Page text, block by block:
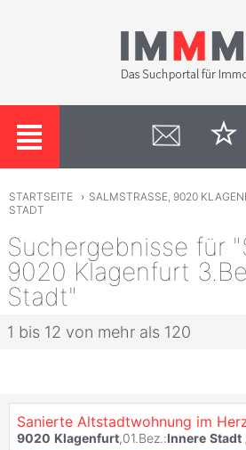
STARTSEITE › SALMSTRASSE, 9020
STADT
Suchergebnisse für
9020 Klagenfurt
Stadt"
1 bis 12 von mehr als 120
Sanierte Altstadtwohnung im
9020 Klagenfurt,01.Bez.:Innere Stadt